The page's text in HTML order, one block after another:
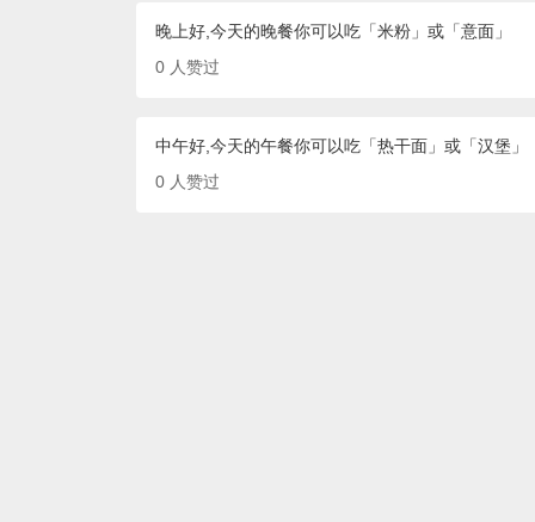
晚上好,今天的晚餐你可以吃「米粉」或「意面」
0 人赞过
中午好,今天的午餐你可以吃「热干面」或「汉堡」
0 人赞过